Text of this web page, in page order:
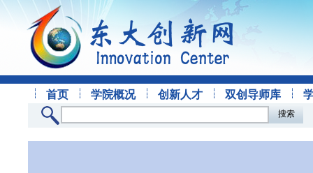
首页 学院概况 创新人才 双创导师库
搜索